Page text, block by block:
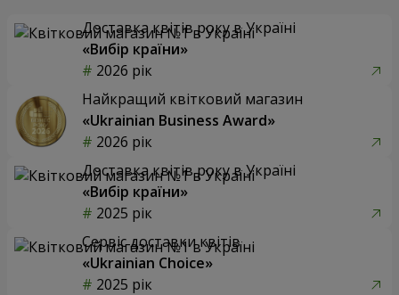
Доставка квітів року в Україні
«Вибір країни»
2026 рік
Найкращий квітковий магазин
«Ukrainian Business Award»
2026 рік
Доставка квітів року в Україні
«Вибір країни»
2025 рік
Сервіс доставки квітів
«Ukrainian Choice»
2025 рік